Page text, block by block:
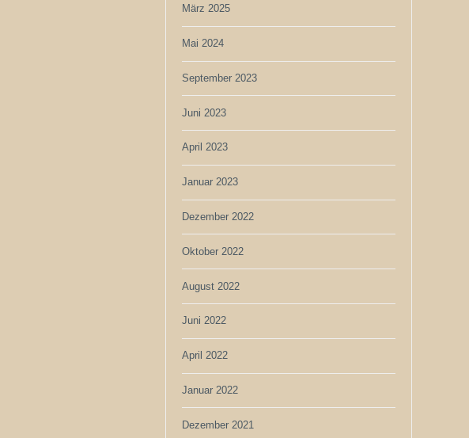
März 2025
Mai 2024
September 2023
Juni 2023
April 2023
Januar 2023
Dezember 2022
Oktober 2022
August 2022
Juni 2022
April 2022
Januar 2022
Dezember 2021